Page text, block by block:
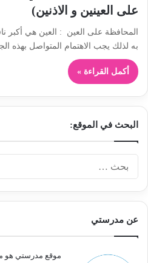
على العينين و الاذنين)
المحافظة على العين : العين هي أكبر
به لذلك يجب الاهتمام المتواصل بهذه
أكمل القراءة »
البحث في الموقع:
عن مدرستي
موقع مدرستي هو